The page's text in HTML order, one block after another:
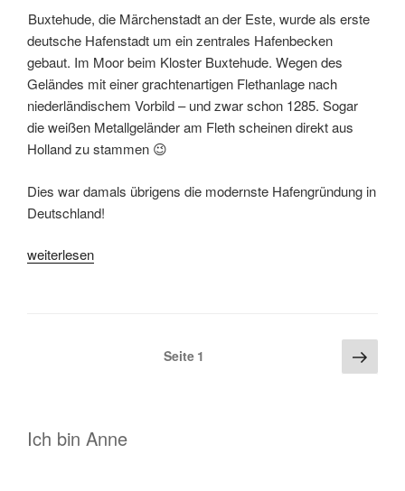
Buxtehude, die Märchenstadt an der Este, wurde als erste
deutsche Hafenstadt um ein zentrales Hafenbecken
gebaut. Im Moor beim Kloster Buxtehude. Wegen des
Geländes mit einer grachtenartigen Flethanlage nach
niederländischem Vorbild – und zwar schon 1285. Sogar
die weißen Metallgeländer am Fleth scheinen direkt aus
Holland zu stammen 😉
Dies war damals übrigens die modernste Hafengründung in
Deutschland!
„Buxtehude
weiterlesen
Seitennummerierung
Seite 1
Seite
Ich bin Anne